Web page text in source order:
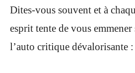
Dites-vous souvent et à
esprit tente de vous
l’auto critique dévalorisante :